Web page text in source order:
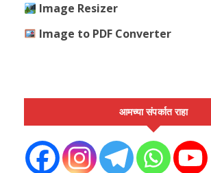
Image Resizer
Image to PDF Converter
आमच्या संपर्कात राहा